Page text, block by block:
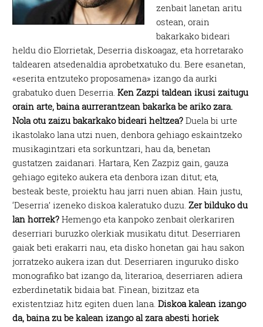
zenbait lanetan aritu
ostean, orain
bakarkako bideari
heldu dio Elorrietak, Deserria diskoagaz, eta horretarako
taldearen atsedenaldia aprobetxatuko du. Bere esanetan,
«eserita entzuteko proposamena» izango da aurki
grabatuko duen Deserria.Ken Zazpi taldean ikusi zaitugu
orain arte, baina aurrerantzean bakarka be ariko zara.
Nola otu zaizu bakarkako bideari heltzea?Duela bi urte
ikastolako lana utzi nuen, denbora gehiago eskaintzeko
musikagintzari eta sorkuntzari, hau da, benetan
gustatzen zaidanari. Hartara, Ken Zazpiz gain, gauza
gehiago egiteko aukera eta denbora izan ditut; eta,
besteak beste, proiektu hau jarri nuen abian. Hain justu,
‘Deserria’ izeneko diskoa kaleratuko duzu.Zer bilduko du
lan horrek?Hemengo eta kanpoko zenbait olerkariren
deserriari buruzko olerkiak musikatu ditut. Deserriaren
gaiak beti erakarri nau, eta disko honetan gai hau sakon
jorratzeko aukera izan dut. Deserriaren inguruko disko
monografiko bat izango da, literarioa, deserriaren adiera
ezberdinetatik bidaia bat. Finean, bizitzaz eta
existentziaz hitz egiten duen lana.Diskoa kalean izango
da, baina zu be kalean izango al zara abesti horiek